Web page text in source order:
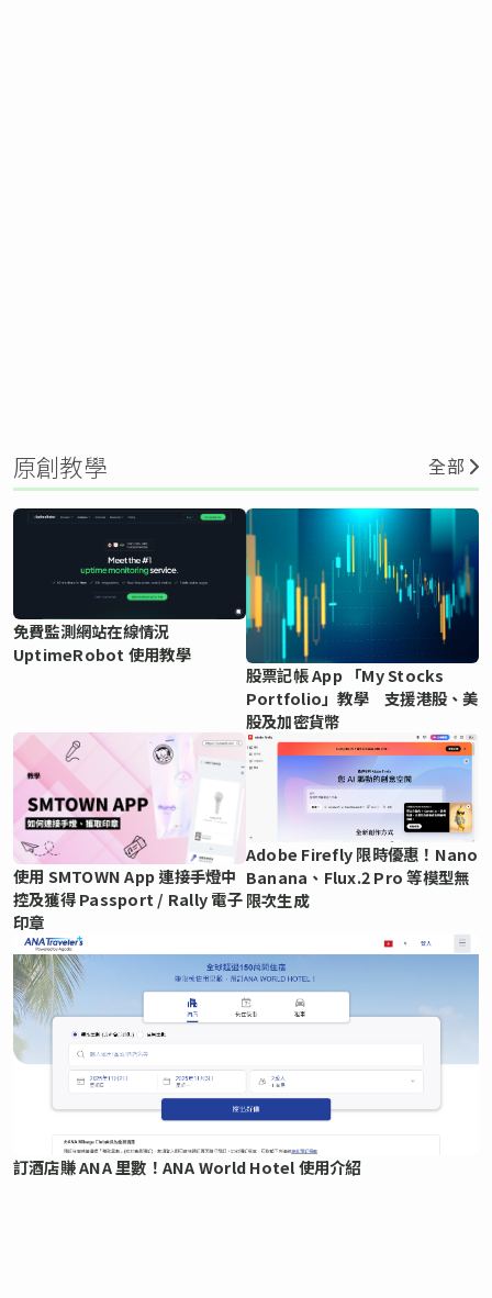
原創教學 全部
免費監測網站在線情況
UptimeRobot 使用教學
股票記帳 App 「My Stocks
Portfolio」教學 支援港股、美
股及加密貨幣
使用 SMTOWN App 連接手燈中
控及獲得 Passport / Rally 電子
印章
Adobe Firefly 限時優惠！Nano
Banana、Flux.2 Pro 等模型無
限次生成
訂酒店賺 ANA 里數！ANA World Hotel 使用介紹